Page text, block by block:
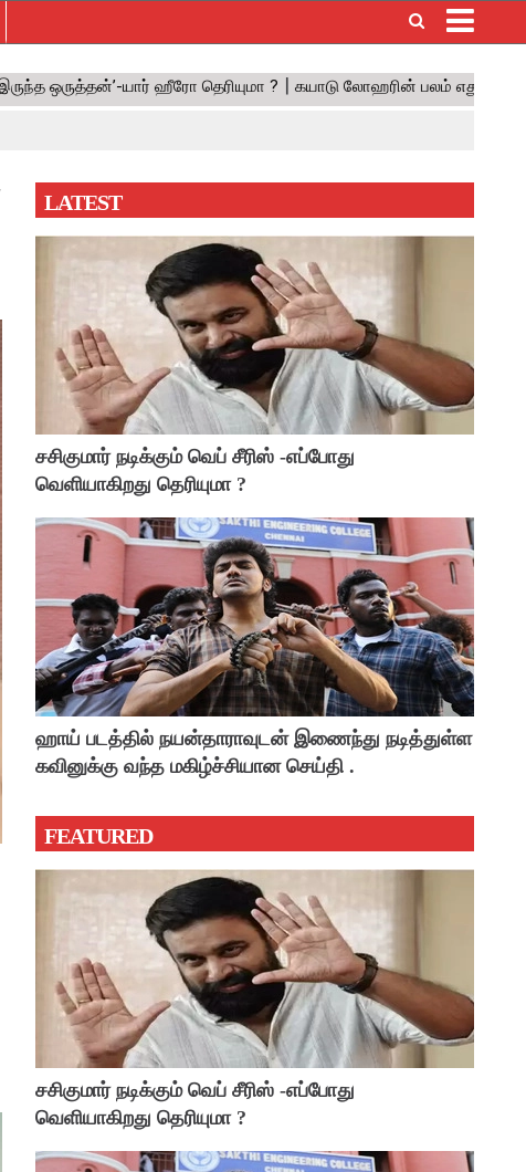
LATEST
சசிகுமார் நடிக்கும் வெப் சீரிஸ் -எப்போது
வெளியாகிறது தெரியுமா ?
ஹாய் படத்தில் நயன்தாராவுடன் இணைந்து நடித்துள்ள
கவினுக்கு வந்த மகிழ்ச்சியான செய்தி .
FEATURED
சசிகுமார் நடிக்கும் வெப் சீரிஸ் -எப்போது
வெளியாகிறது தெரியுமா ?